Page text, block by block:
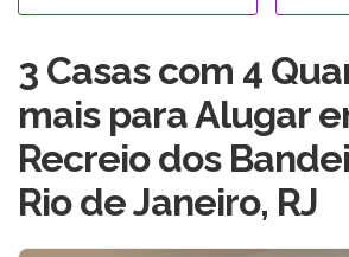
3 Casas com 4
mais para Alugar
Recreio dos
Rio de Janeiro, RJ